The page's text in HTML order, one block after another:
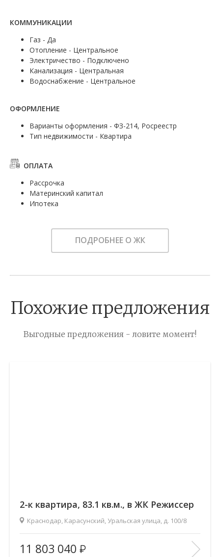
КОММУНИКАЦИИ
Газ - Да
Отопление - Центральное
Электричество - Подключено
Канализация - Центральная
Водоснабжение - Центральное
ОФОРМЛЕНИЕ
Варианты оформления - ФЗ-214, Росреестр
Тип недвижимости - Квартира
ОПЛАТА
Рассрочка
Материнский капитал
Ипотека
ПОДРОБНЕЕ О ЖК
Похожие предложения
Выгодные предложения - ловите момент!
2-к квартира, 83.1 кв.м., в ЖК Режиссер
Краснодар, Карасунский, Уральская улица, д. 100/8
Площадь (общ/жил/кух), м2:
83.12/41.58/17
Количество комнат:
2
11 803 040